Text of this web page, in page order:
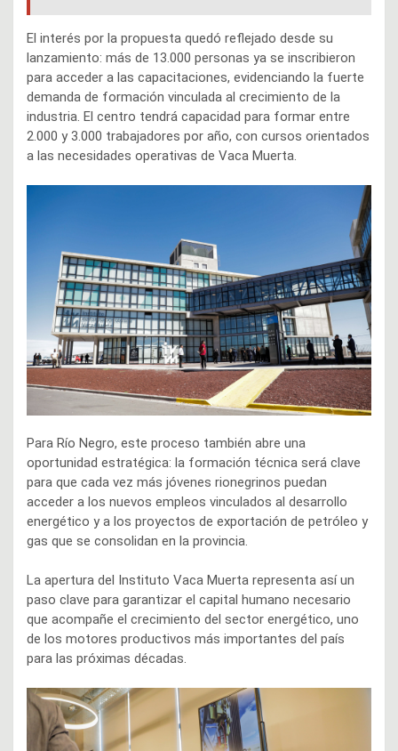
El interés por la propuesta quedó reflejado desde su
lanzamiento: más de 13.000 personas ya se inscribieron
para acceder a las capacitaciones, evidenciando la fuerte
demanda de formación vinculada al crecimiento de la
industria. El centro tendrá capacidad para formar entre
2.000 y 3.000 trabajadores por año, con cursos orientados
a las necesidades operativas de Vaca Muerta.
Para Río Negro, este proceso también abre una
oportunidad estratégica: la formación técnica será clave
para que cada vez más jóvenes rionegrinos puedan
acceder a los nuevos empleos vinculados al desarrollo
energético y a los proyectos de exportación de petróleo y
gas que se consolidan en la provincia.
La apertura del Instituto Vaca Muerta representa así un
paso clave para garantizar el capital humano necesario
que acompañe el crecimiento del sector energético, uno
de los motores productivos más importantes del país
para las próximas décadas.